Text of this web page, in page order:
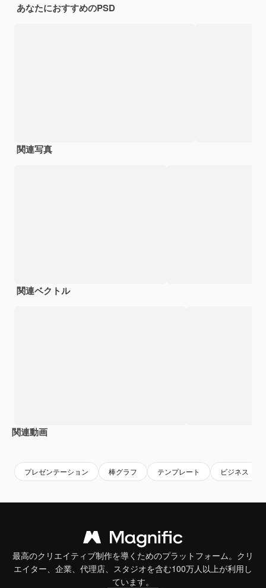
あなたにおすすめのPSD
関連写真
関連ベクトル
関連動画
プレゼンテーション 棒グラフ テンプレート ビジネス
最高のクリエイティブ制作を導くためのプラットフォーム。クリ
エイター、企業、代理店、スタジオを含む100万人以上が利用し
ています。